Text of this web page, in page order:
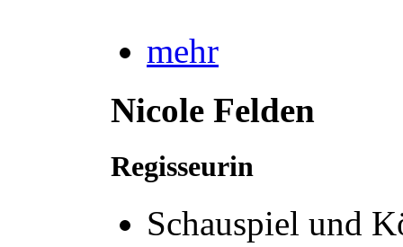
mehr
Nicole Felden
Regisseurin
Schauspiel und